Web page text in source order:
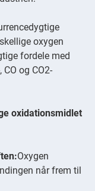
oxygen
fordele med
og CO2-
oxidationsmidlet
Oxygen
når frem til